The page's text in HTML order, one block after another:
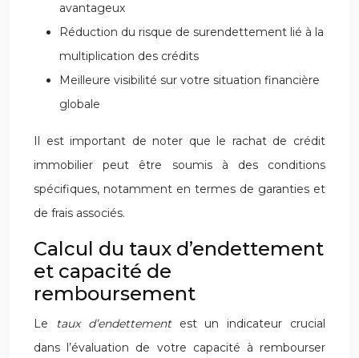
avantageux
Réduction du risque de surendettement lié à la
multiplication des crédits
Meilleure visibilité sur votre situation financière
globale
Il est important de noter que le rachat de crédit
immobilier peut être soumis à des conditions
spécifiques, notamment en termes de garanties et
de frais associés.
Calcul du taux d’endettement
et capacité de
remboursement
Le taux d’endettement est un indicateur crucial
dans l’évaluation de votre capacité à rembourser